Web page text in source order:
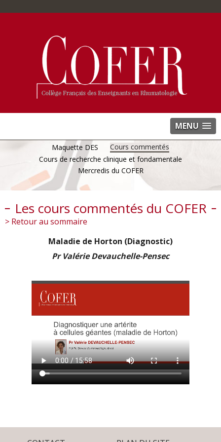
MENU
Maquette DES
Cours commentés
Cours de recherche clinique et fondamentale
Mercredis du COFER
Les cours commentés du COFER
> Retour au sommaire
Maladie de Horton (Diagnostic)
Pr Valérie Devauchelle-Pensec